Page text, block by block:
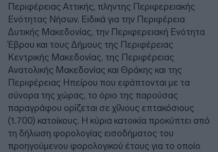
Περιφέρειας Αττικής, πληντης Περιφερειακής
Ενότητας Νήσων. Ειδικά για την Περιφέρεια
Δυτικής Μακεδονίας, την Περιφερειακή Ενότητα
Έβρου και τους Δήμους της Περιφέρειας
Κεντρικής Μακεδονίας, της Περιφέρειας
Ανατολικής Μακεδονίας και Θράκης και της
Περιφέρειας Ηπείρου που εφάπτονται με τα
σύνορα της χώρας, το όριο της παρούσας
παραγράφου ορίζεται σε χίλιους επτακόσιους
(1.700) κατοίκους. Η κύρια κατοικία προκύπτει από
τη δήλωση φορολογίας εισοδήματος του
προηγούμενου φορολογικού έτους για το οποίο